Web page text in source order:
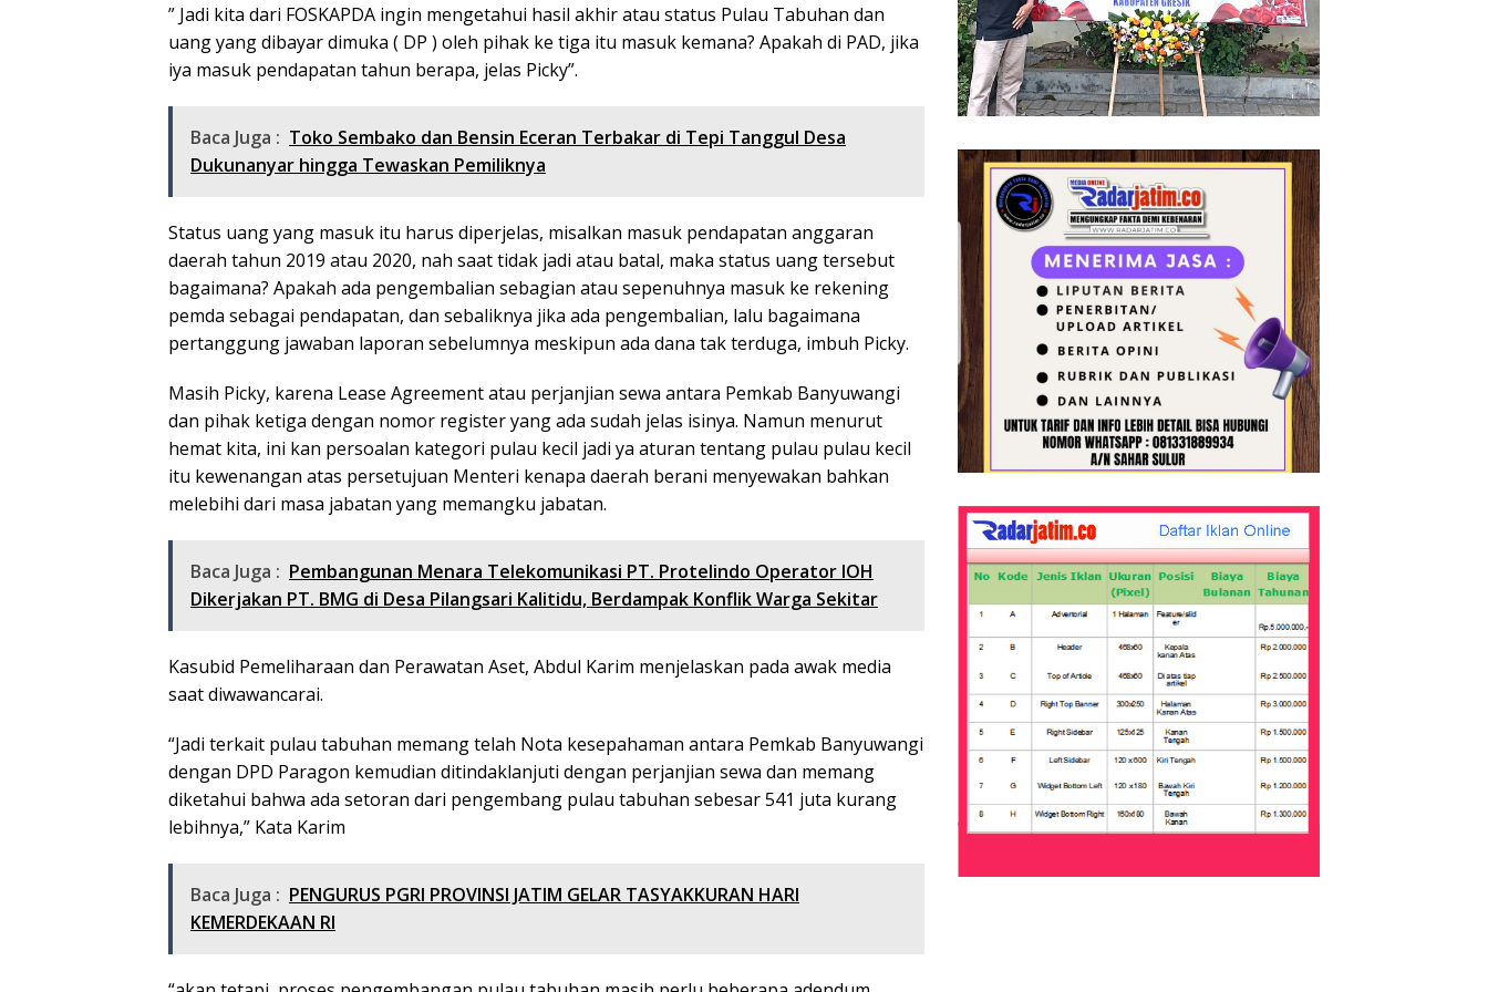
” Jadi kita dari FOSKAPDA ingin mengetahui hasil akhir atau status Pulau Tabuhan dan
uang yang dibayar dimuka ( DP ) oleh pihak ke tiga itu masuk kemana? Apakah di PAD, jika
iya masuk pendapatan tahun berapa, jelas Picky”.
Baca Juga : Toko Sembako dan Bensin Eceran Terbakar di Tepi Tanggul Desa
Dukunanyar hingga Tewaskan Pemiliknya
Status uang yang masuk itu harus diperjelas, misalkan masuk pendapatan anggaran
daerah tahun 2019 atau 2020, nah saat tidak jadi atau batal, maka status uang tersebut
bagaimana? Apakah ada pengembalian sebagian atau sepenuhnya masuk ke rekening
pemda sebagai pendapatan, dan sebaliknya jika ada pengembalian, lalu bagaimana
pertanggung jawaban laporan sebelumnya meskipun ada dana tak terduga, imbuh Picky.
Masih Picky, karena Lease Agreement atau perjanjian sewa antara Pemkab Banyuwangi
dan pihak ketiga dengan nomor register yang ada sudah jelas isinya. Namun menurut
hemat kita, ini kan persoalan kategori pulau kecil jadi ya aturan tentang pulau pulau kecil
itu kewenangan atas persetujuan Menteri kenapa daerah berani menyewakan bahkan
melebihi dari masa jabatan yang memangku jabatan.
Baca Juga : Pembangunan Menara Telekomunikasi PT. Protelindo Operator IOH
Dikerjakan PT. BMG di Desa Pilangsari Kalitidu, Berdampak Konflik Warga Sekitar
Kasubid Pemeliharaan dan Perawatan Aset, Abdul Karim menjelaskan pada awak media
saat diwawancarai.
“Jadi terkait pulau tabuhan memang telah Nota kesepahaman antara Pemkab Banyuwangi
dengan DPD Paragon kemudian ditindaklanjuti dengan perjanjian sewa dan memang
diketahui bahwa ada setoran dari pengembang pulau tabuhan sebesar 541 juta kurang
lebihnya,” Kata Karim
Baca Juga : PENGURUS PGRI PROVINSI JATIM GELAR TASYAKKURAN HARI
KEMERDEKAAN RI